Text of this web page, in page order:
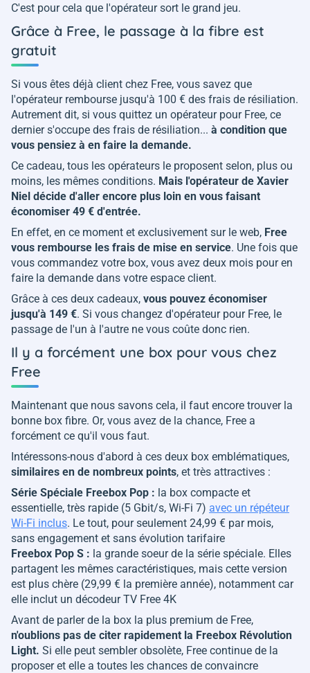
C'est pour cela que l'opérateur sort le grand jeu.
Grâce à Free, le passage à la fibre est
gratuit
Si vous êtes déjà client chez Free, vous savez que
l'opérateur rembourse jusqu'à 100 € des frais de résiliation.
Autrement dit, si vous quittez un opérateur pour Free, ce
dernier s'occupe des frais de résiliation... à condition que
vous pensiez à en faire la demande.
Ce cadeau, tous les opérateurs le proposent selon, plus ou
moins, les mêmes conditions. Mais l'opérateur de Xavier
Niel décide d'aller encore plus loin en vous faisant
économiser 49 € d'entrée.
En effet, en ce moment et exclusivement sur le web, Free
vous rembourse les frais de mise en service. Une fois que
vous commandez votre box, vous avez deux mois pour en
faire la demande dans votre espace client.
Grâce à ces deux cadeaux, vous pouvez économiser
jusqu'à 149 €. Si vous changez d'opérateur pour Free, le
passage de l'un à l'autre ne vous coûte donc rien.
Il y a forcément une box pour vous chez
Free
Maintenant que nous savons cela, il faut encore trouver la
bonne box fibre. Or, vous avez de la chance, Free a
forcément ce qu'il vous faut.
Intéressons-nous d'abord à ces deux box emblématiques,
similaires en de nombreux points, et très attractives :
Série Spéciale Freebox Pop : la box compacte et
essentielle, très rapide (5 Gbit/s, Wi-Fi 7) avec un répéteur
Wi-Fi inclus. Le tout, pour seulement 24,99 € par mois,
sans engagement et sans évolution tarifaire
Freebox Pop S : la grande soeur de la série spéciale. Elles
partagent les mêmes caractéristiques, mais cette version
est plus chère (29,99 € la première année), notamment car
elle inclut un décodeur TV Free 4K
Avant de parler de la box la plus premium de Free,
n'oublions pas de citer rapidement la Freebox Révolution
Light. Si elle peut sembler obsolète, Free continue de la
proposer et elle a toutes les chances de convaincre